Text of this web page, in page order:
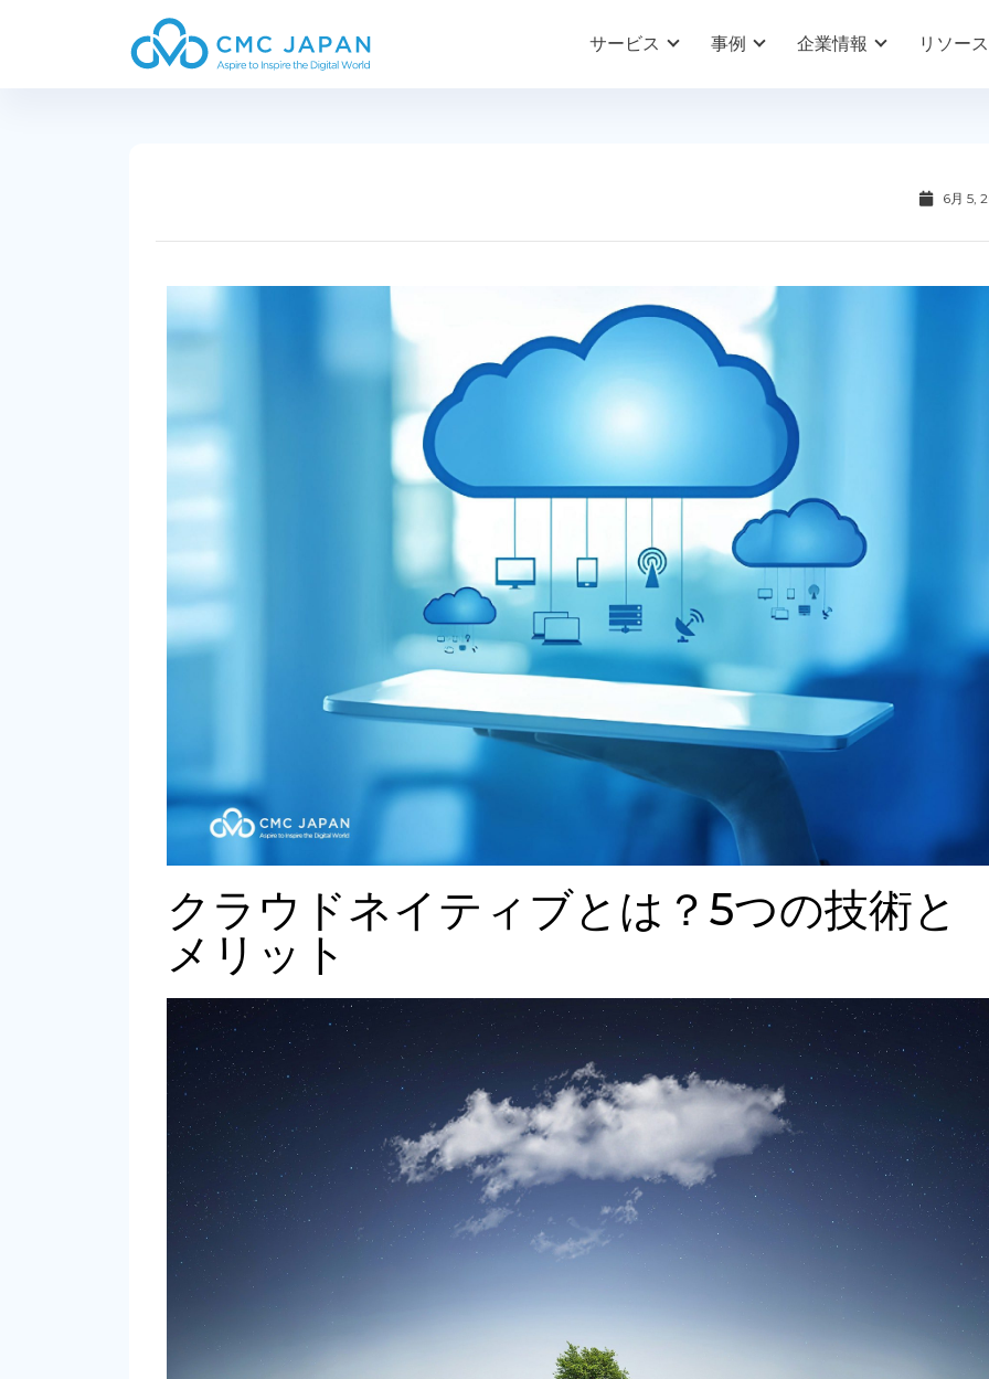
サービス 事例 企業情報 リソース
6月 5,
クラウドネイティブとは？5つの技術と
メリット